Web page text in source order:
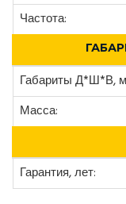
Частота:
Габариты Д*Ш*В,
Масса:
Гарантия, лет: